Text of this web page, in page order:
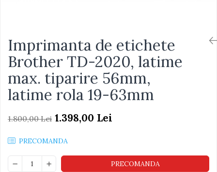
Imprimanta de etichete
Brother TD-2020, latime
max. tiparire 56mm,
latime rola 19-63mm
1.800,00 Lei 1.398,00 Lei
PRECOMANDA
PRECOMANDA